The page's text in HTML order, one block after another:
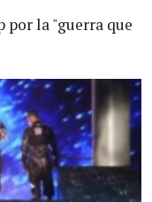
por la "guerra que